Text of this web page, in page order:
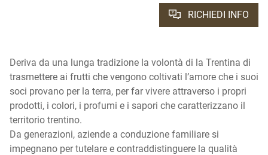
RICHIEDI INFO
Deriva da una lunga tradizione la volontà di la Trentina di
trasmettere ai frutti che vengono coltivati l’amore che i suoi
soci provano per la terra, per far vivere attraverso i propri
prodotti, i colori, i profumi e i sapori che caratterizzano il
territorio trentino.
Da generazioni, aziende a conduzione familiare si
impegnano per tutelare e contraddistinguere la qualità